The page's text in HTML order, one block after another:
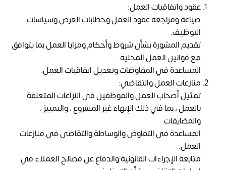
عقود واتفاقيات العمل:
صياغة ومراجعة عقود العمل وخطابات العرض وسياسات
التوظيف.
تقديم المشورة بشأن شروط وأحكام ومزايا العمل بما يتوافق
مع قوانين العمل المحلية.
المساعدة في المفاوضات وتعديل اتفاقيات العمل.
منازعات العمل والتقاضي:
تمثيل أصحاب العمل والموظفين في النزاعات المتعلقة
بالعمل ، بما في ذلك الإنهاء غير المشروع ، والتمييز ،
والمضايقات.
المساعدة في التفاوض والوساطة والتقاضي في منازعات
العمل.
متابعة الإجراءات القانونية والدفاع عن مصالح العملاء في